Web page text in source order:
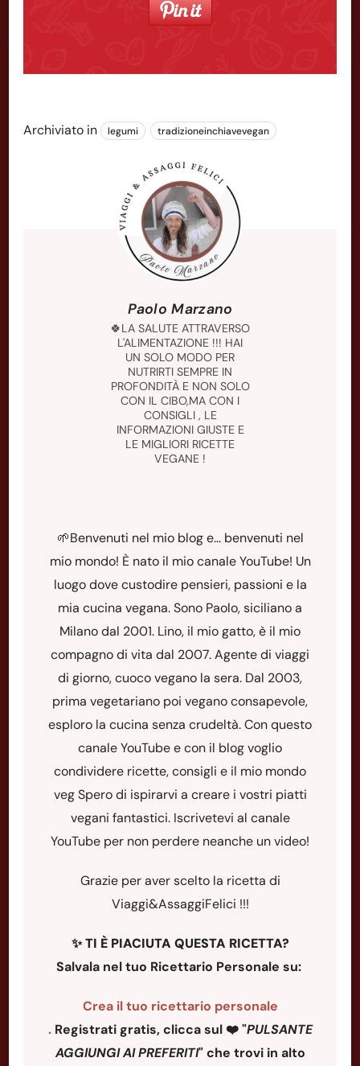
Archiviato in legumi tradizioneinchiavevegan
Paolo Marzano
🍀LA SALUTE ATTRAVERSO
L'ALIMENTAZIONE !!! HAI
UN SOLO MODO PER
NUTRIRTI SEMPRE IN
PROFONDITÀ E NON SOLO
CON IL CIBO,MA CON I
CONSIGLI , LE
INFORMAZIONI GIUSTE E
LE MIGLIORI RICETTE
VEGANE !
🌱Benvenuti nel mio blog e... benvenuti nel
mio mondo! È nato il mio canale YouTube! Un
luogo dove custodire pensieri, passioni e la
mia cucina vegana. Sono Paolo, siciliano a
Milano dal 2001. Lino, il mio gatto, è il mio
compagno di vita dal 2007. Agente di viaggi
di giorno, cuoco vegano la sera. Dal 2003,
prima vegetariano poi vegano consapevole,
esploro la cucina senza crudeltà. Con questo
canale YouTube e con il blog voglio
condividere ricette, consigli e il mio mondo
veg Spero di ispirarvi a creare i vostri piatti
vegani fantastici. Iscrivetevi al canale
YouTube per non perdere neanche un video!
Grazie per aver scelto la ricetta di
Viaggi&AssaggiFelici !!!
✨TI È PIACIUTA QUESTA RICETTA?
Salvala nel tuo Ricettario Personale su:
Crea il tuo ricettario personale
. Registrati gratis, clicca sul ❤️ "PULSANTE
AGGIUNGI AI PREFERITI"che trovi in alto